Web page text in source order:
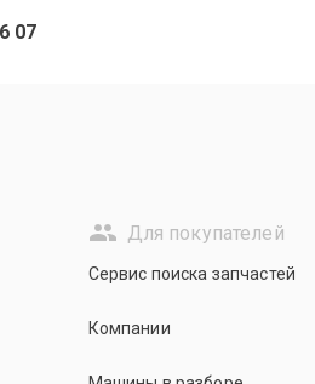
07
Для покупателей
Сервис поиска запчастей
Компании